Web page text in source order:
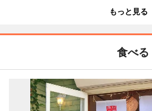
もっと見る
食べる